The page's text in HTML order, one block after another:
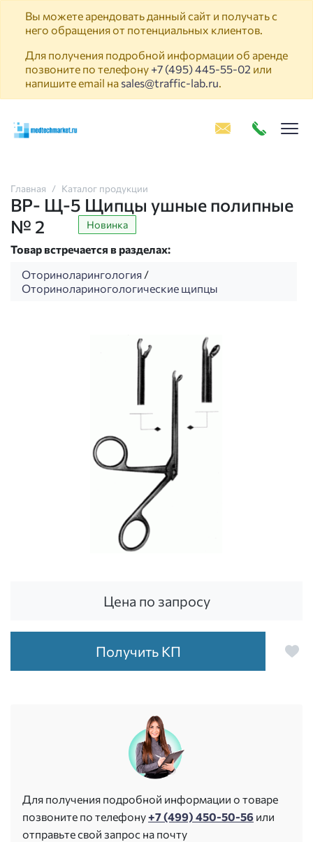
Вы можете арендовать данный сайт и получать с
него обращения от потенциальных клиентов.
Для получения подробной информации об аренде
позвоните по телефону +7 (495) 445-55-02 или
напишите email на sales@traffic-lab.ru.
Главная Каталог продукции
ВР- Щ-5 Щипцы ушные полипные
№ 2
Новинка
Товар встречается в разделах:
Оториноларингология /
Оторинолариногологические щипцы
Цена по запросу
Получить КП
Для получения подробной информации о товаре
позвоните по телефону+7 (499) 450-50-56 или
отправьте свой запрос на почту